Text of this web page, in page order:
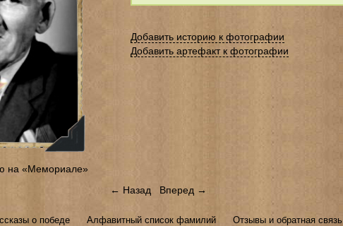
на «Мемориале»
Добавить историю к фотографии
Добавить артефакт к фотографии
← Назад Вперед →
о победе Алфавитный список фамилий Отзывы и обратная связь